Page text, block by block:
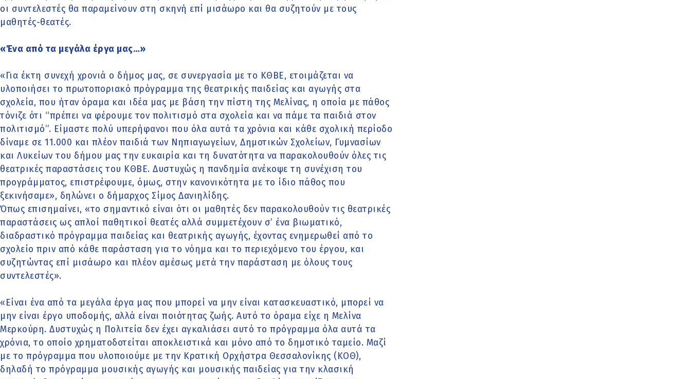
οι συντελεστές θα παραμείνουν στη σκηνή επί μισάωρο και θα συζητούν με τους
μαθητές-θεατές.
«Ένα από τα μεγάλα έργα μας…»
«Για έκτη συνεχή χρονιά ο δήμος μας, σε συνεργασία με το ΚΘΒΕ, ετοιμάζεται να
υλοποιήσει το πρωτοποριακό πρόγραμμα της θεατρικής παιδείας και αγωγής στα
σχολεία, που ήταν όραμα και ιδέα μας με βάση την πίστη της Μελίνας, η οποία με πάθος
τόνιζε ότι ‘‘πρέπει να φέρουμε τον πολιτισμό στα σχολεία και να πάμε τα παιδιά στον
πολιτισμό’’. Είμαστε πολύ υπερήφανοι που όλα αυτά τα χρόνια και κάθε σχολική περίοδο
δίναμε σε 11.000 και πλέον παιδιά των Νηπιαγωγείων, Δημοτικών Σχολείων, Γυμνασίων
και Λυκείων του δήμου μας την ευκαιρία και τη δυνατότητα να παρακολουθούν όλες τις
θεατρικές παραστάσεις του ΚΘΒΕ. Δυστυχώς η πανδημία ανέκοψε τη συνέχιση του
προγράμματος, επιστρέφουμε, όμως, στην κανονικότητα με το ίδιο πάθος που
ξεκινήσαμε», δηλώνει ο δήμαρχος Σίμος Δανιηλίδης.
Όπως επισημαίνει, «το σημαντικό είναι ότι οι μαθητές δεν παρακολουθούν τις θεατρικές
παραστάσεις ως απλοί παθητικοί θεατές αλλά συμμετέχουν σ’ ένα βιωματικό,
διαδραστικό πρόγραμμα παιδείας και θεατρικής αγωγής, έχοντας ενημερωθεί από το
σχολείο πριν από κάθε παράσταση για το νόημα και το περιεχόμενο του έργου, και
συζητώντας επί μισάωρο και πλέον αμέσως μετά την παράσταση με όλους τους
συντελεστές».
«Είναι ένα από τα μεγάλα έργα μας που μπορεί να μην είναι κατασκευαστικό, μπορεί να
μην είναι έργο υποδομής, αλλά είναι ποιότητας ζωής. Αυτό το όραμα είχε η Μελίνα
Μερκούρη. Δυστυχώς η Πολιτεία δεν έχει αγκαλιάσει αυτό το πρόγραμμα όλα αυτά τα
χρόνια, το οποίο χρηματοδοτείται αποκλειστικά και μόνο από το δημοτικό ταμείο. Μαζί
με το πρόγραμμα που υλοποιούμε με την Κρατική Ορχήστρα Θεσσαλονίκης (ΚΟΘ),
δηλαδή το πρόγραμμα μουσικής αγωγής και μουσικής παιδείας για την κλασική